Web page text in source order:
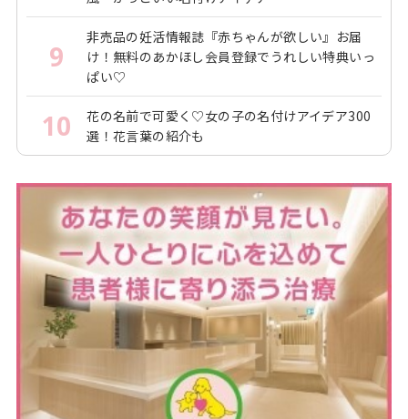
9
非売品の妊活情報誌『赤ちゃんが欲しい』お届
け！無料のあかほし会員登録でうれしい特典いっ
ぱい♡
10
花の名前で可愛く♡女の子の名付けアイデア300
選！花言葉の紹介も